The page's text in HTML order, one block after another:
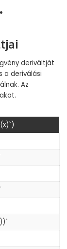
deriváltját
a deriválási
Az